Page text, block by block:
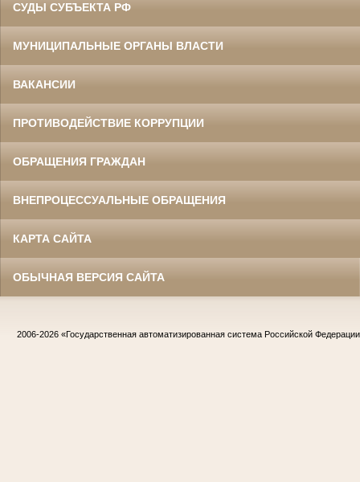
СУДЫ СУБЪЕКТА РФ
МУНИЦИПАЛЬНЫЕ ОРГАНЫ ВЛАСТИ
ВАКАНСИИ
ПРОТИВОДЕЙСТВИЕ КОРРУПЦИИ
ОБРАЩЕНИЯ ГРАЖДАН
ВНЕПРОЦЕССУАЛЬНЫЕ ОБРАЩЕНИЯ
КАРТА САЙТА
ОБЫЧНАЯ ВЕРСИЯ САЙТА
2006-2026 «Государственная автоматизированная система Российской